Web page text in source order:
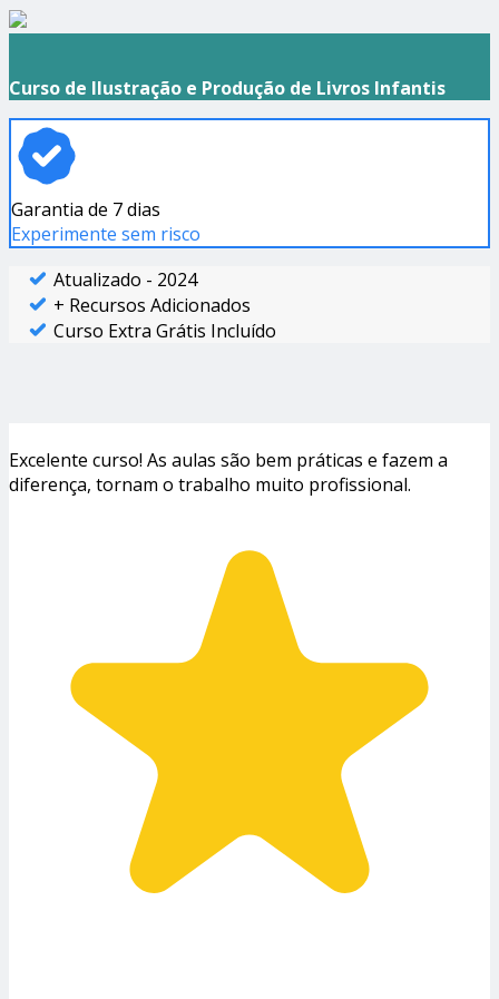
Curso de Ilustração e Produção de Livros Infantis
Garantia de 7 dias
Experimente sem risco
Atualizado - 2024
+ Recursos Adicionados
Curso Extra Grátis Incluído
Excelente curso! As aulas são bem práticas e fazem a
diferença, tornam o trabalho muito profissional.